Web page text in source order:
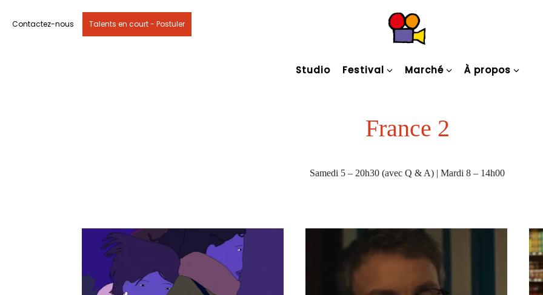
Contactez-nous Talents en court - Postuler
Studio Festival Marché À propos
France 2
Samedi 5 – 20h30 (avec Q & A) | Mardi 8 – 14h00